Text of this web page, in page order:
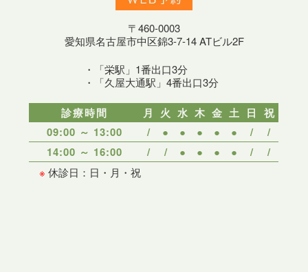
〒460-0003
愛知県名古屋市中区錦3-7-14 ATビル2F
・「栄駅」1番出口3分
・「久屋大通駅」4番出口3分
診療時間 月 火 水 木 金 土 日 祝
09:00 ～ 13:00
/ ● ● ● ● ● /
/
14:00 ～ 16:00
/ / ● ● ● ● / /
※ 休診日：日・月・祝